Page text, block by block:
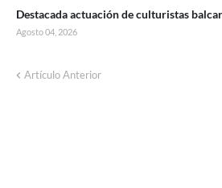
Destacada actuación de culturistas
Agosto 04, 2026
Artículo Anterior